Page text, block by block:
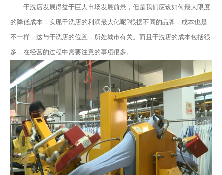
干洗店发展得益于巨大市场发展前景，但是我们应该如何最大限度
的降低成本，实现干洗店的利润最大化呢?根据不同的品牌，成本也是
不一样，这与干洗店的位置，所处城市有关。而且干洗店的成本包括很
多，在经营的过程中需要注意的事项很多。